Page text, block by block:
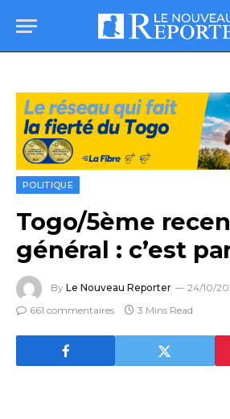
POLITIQUE
Togo/5ème
général : c’est
By Le Nouveau Reporter
24/10/
661 commentaires
3 Mins Read